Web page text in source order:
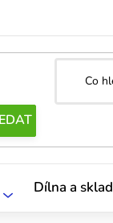
Dílna a sklad